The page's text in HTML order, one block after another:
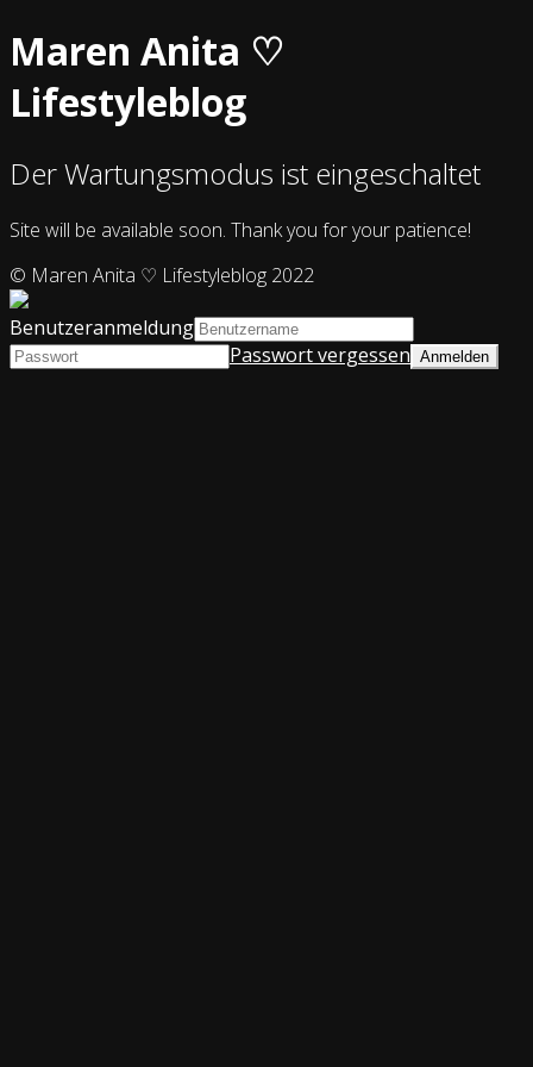
Maren Anita ♡
Lifestyleblog
Der Wartungsmodus ist eingeschaltet
Site will be available soon. Thank you for your patience!
© Maren Anita ♡ Lifestyleblog 2022
Benutzeranmeldung
Passwort vergessen